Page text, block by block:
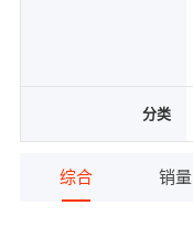
分类
综合 销量